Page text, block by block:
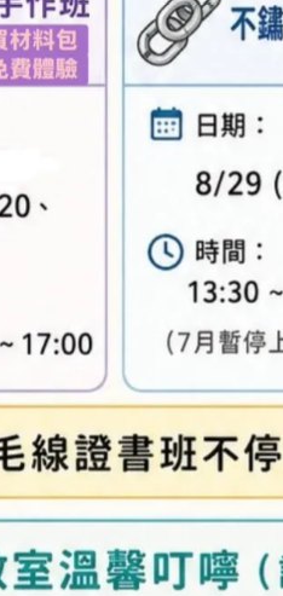
Q版哈士奇-立體系
NT$180
串珠材料包-立